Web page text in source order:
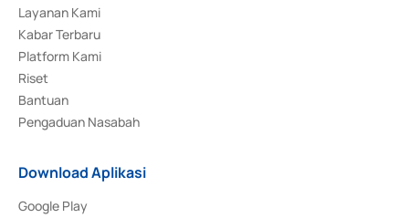
Layanan Kami
Kabar Terbaru
Platform Kami
Riset
Bantuan
Pengaduan Nasabah
Download Aplikasi
Google Play